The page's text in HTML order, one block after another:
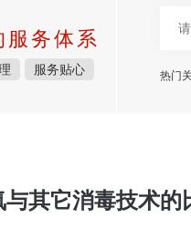
服务体系
服务贴心 热门
与其它消毒技术的